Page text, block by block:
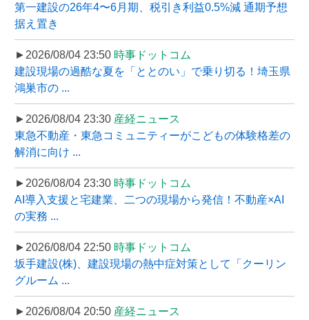
第一建設の26年4〜6月期、税引き利益0.5%減 通期予想
据え置き
►2026/08/04 23:50 時事ドットコム
建設現場の過酷な夏を「ととのい」で乗り切る！埼玉県
鴻巣市の ...
►2026/08/04 23:30 産経ニュース
東急不動産・東急コミュニティーがこどもの体験格差の
解消に向け ...
►2026/08/04 23:30 時事ドットコム
AI導入支援と宅建業、二つの現場から発信！不動産×AI
の実務 ...
►2026/08/04 22:50 時事ドットコム
坂手建設(株)、建設現場の熱中症対策として「クーリン
グルーム ...
►2026/08/04 20:50 産経ニュース